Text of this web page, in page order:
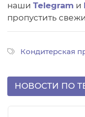
наши Telegram и
пропустить
Кондитерская
НОВОСТИ ПО